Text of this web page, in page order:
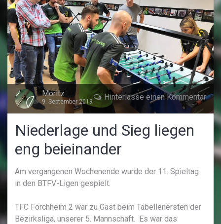
Hinterlasse einen Kommentar
Moritz
9. September 2019
Niederlage und Sieg liegen
eng beieinander
Am vergangenen Wochenende wurde der 11. Spieltag
in den BTFV-Ligen gespielt.
TFC Forchheim 2 war zu Gast beim Tabellenersten der
Bezirksliga, unserer 5. Mannschaft. Es war das